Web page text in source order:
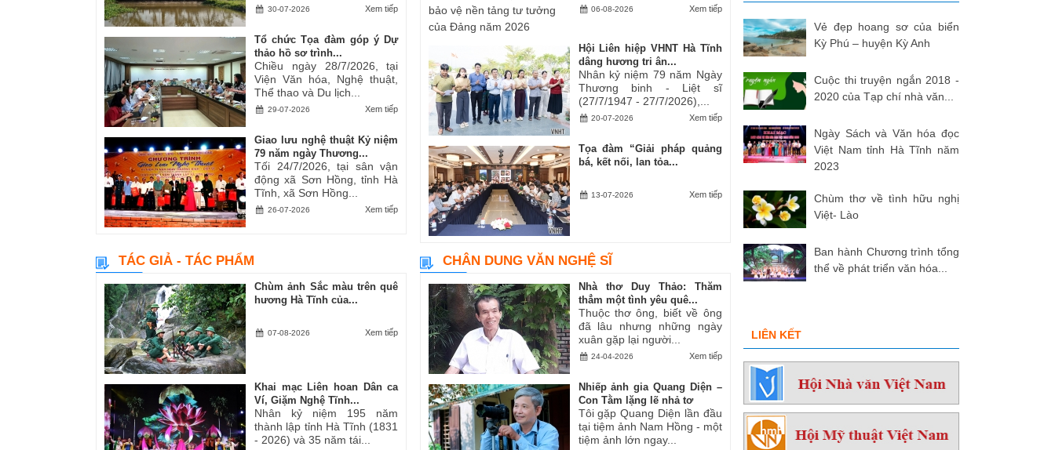
Xem tiếp
30-07-2026
Tổ chức Tọa đàm góp ý Dự
thảo hồ sơ trình...
Chiều ngày 28/7/2026, tại
Viện Văn hóa, Nghệ thuật,
Thể thao và Du lịch...
Xem tiếp
29-07-2026
Giao lưu nghệ thuật Kỷ niệm
79 năm ngày Thương...
Tối 24/7/2026, tại sân vận
động xã Sơn Hồng, tỉnh Hà
Tĩnh, xã Sơn Hồng...
Xem tiếp
26-07-2026
Xem tiếp
06-08-2026
Hội Liên hiệp VHNT Hà Tĩnh
dâng hương tri ân...
Nhân kỷ niệm 79 năm Ngày
Thương binh - Liệt sĩ
(27/7/1947 - 27/7/2026),...
Xem tiếp
20-07-2026
Tọa đàm “Giải pháp quảng
bá, kết nối, lan tỏa...
Xem tiếp
13-07-2026
TÁC GIẢ - TÁC PHẨM
Chùm ảnh Sắc màu trên quê
hương Hà Tĩnh của...
Xem tiếp
07-08-2026
Khai mạc Liên hoan Dân ca
Ví, Giặm Nghệ Tĩnh...
Nhân kỷ niệm 195 năm
thành lập tỉnh Hà Tĩnh (1831
- 2026) và 35 năm tái...
CHÂN DUNG VĂN NGHỆ SĨ
Nhà thơ Duy Thảo: Thăm
thẳm một tình yêu quê...
Thuộc thơ ông, biết về ông
đã lâu nhưng những ngày
xuân gặp lại người...
Xem tiếp
24-04-2026
Nhiếp ảnh gia Quang Diện –
Con Tằm lặng lẽ nhả tơ
Tôi gặp Quang Diện lần đầu
tại tiệm ảnh Nam Hồng - một
tiệm ảnh lớn ngay...
Vẻ đẹp hoang sơ của biển
Kỳ Phú – huyện Kỳ Anh
Cuộc thi truyện ngắn 2018 -
2020 của Tạp chí nhà văn...
Ngày Sách và Văn hóa đọc
Việt Nam tỉnh Hà Tĩnh năm
2023
Chùm thơ về tình hữu nghị
Việt- Lào
Ban hành Chương trình tổng
thể về phát triển văn hóa...
LIÊN KẾT